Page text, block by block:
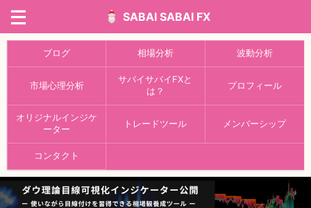
SABAI SABAI FX
ブログ 相場分析 波動分析
市場心理分析
サバイサバイFXと
は？
プロフィール
オリジナルインジケ
ーター
トレードツール メンバーシップ
コンタクト